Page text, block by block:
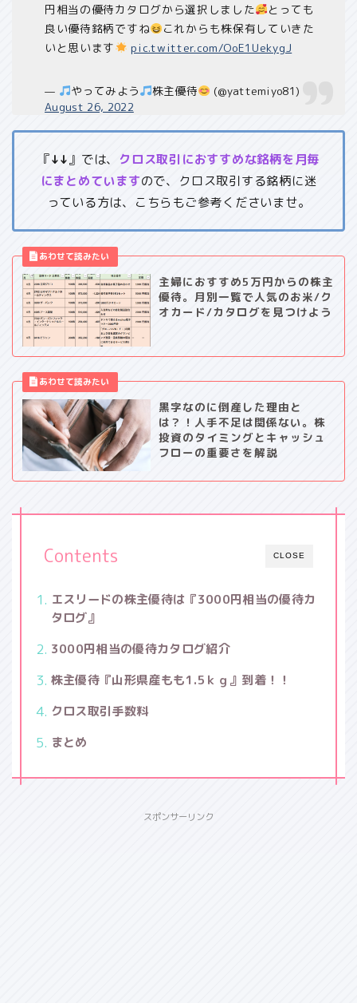
円相当の優待カタログから選択しました
とっても
良い優待銘柄ですね
これからも株保有していきた
いと思います
pic.twitter.com/OoE1UekygJ
— やってみよう 株主優待
(@yattemiyo81)
August 26, 2022
『↓↓』では、 クロス取引におすすめな銘柄を月毎
にまとめていますので、クロス取引する銘柄に迷
っている方は、こちらもご参考くださいませ。
主婦におすすめ5万円からの株主
優待。月別一覧で人気のお米/ク
オカード/カタログを見つけよう
黒字なのに倒産した理由と
は？！人手不足は関係ない。株
投資のタイミングとキャッシュ
フローの重要さを解説
CLOSE
Contents
エスリードの株主優待は『3000円相当の優待カ
タログ』
3000円相当の優待カタログ紹介
株主優待『山形県産もも1.5ｋｇ』到着！！
クロス取引手数料
まとめ
スポンサーリンク